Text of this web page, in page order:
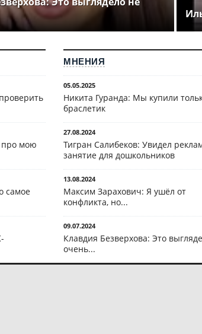
про мою
самое
МНЕНИЯ
05.05.2025
Никита Гуранда: Мы купили
браслетик
27.08.2024
Тигран Салибеков: Увидел
занятие для дошкольников
13.08.2024
Максим Зарахович: Я ушёл от
конфликта, но...
09.07.2024
Клавдия Безверхова: Это
очень...